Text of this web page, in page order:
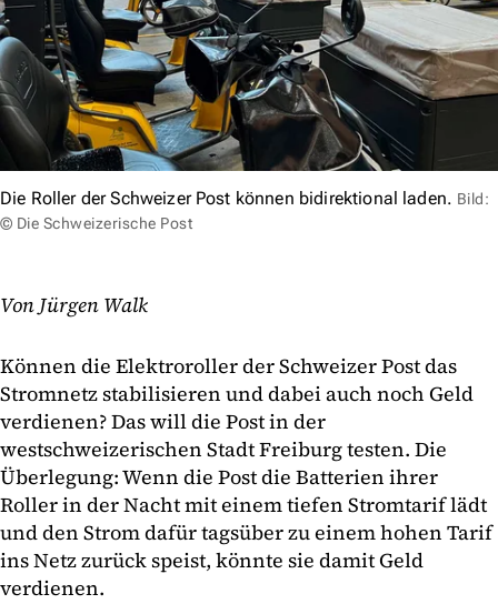
Die Roller der Schweizer Post können bidirektional laden. Bild:
© Die Schweizerische Post
Von Jürgen Walk
Können die Elektroroller der Schweizer Post das
Stromnetz stabilisieren und dabei auch noch Geld
verdienen? Das will die Post in der
westschweizerischen Stadt Freiburg testen. Die
Überlegung: Wenn die Post die Batterien ihrer
Roller in der Nacht mit einem tiefen Stromtarif lädt
und den Strom dafür tagsüber zu einem hohen Tarif
ins Netz zurück speist, könnte sie damit Geld
verdienen.